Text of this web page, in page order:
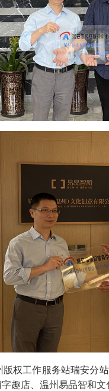
权工作服务站瑞安分
趣店、温州易品智和